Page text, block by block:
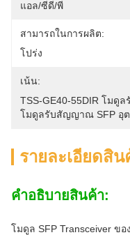
แอล/ซีดี/พี
สามารถในการผลิต:
โปร่ง
เน้น:
TSS-GE40-55DIR โมดู
โมดูลรับสัญญาณ SFP อุต
รายละเอียดสิน
คําอธิบายสินค้า:
โมดูล SFP Transceiver ขอ